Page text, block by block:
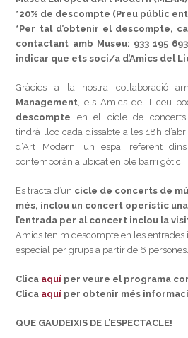
*20% de descompte (Preu públic
*Per tal d’obtenir el descompte,
contactant amb Museu: 933 195
indicar que ets soci/a d’Amics del
Gràcies a la nostra col·laboració
Management, els Amics del Liceu
descompte en el cicle de
tindrà lloc cada dissabte a les 18h
d’Art Modern, un espai referent
contemporània ubicat en ple barri gòtic.
Es tracta d’un cicle de concerts de
més, inclou un concert operístic
l’entrada per al concert inclou la
Amics tenim descompte en les
especial per grups a partir de 6 persones.
Clica aquí per veure el programa
Clica aquí per obtenir més
QUE GAUDEIXIS DE L’ESPECTACLE!